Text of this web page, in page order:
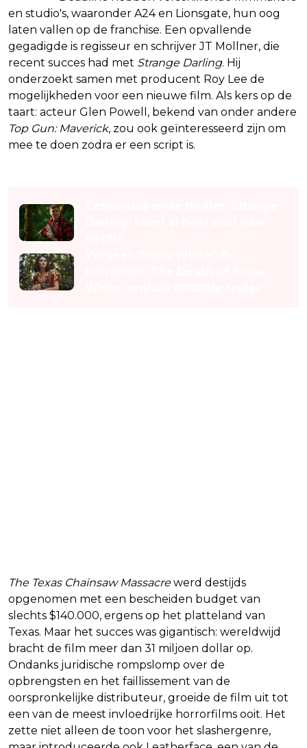
en studio's, waaronder A24 en Lionsgate, hun oog
laten vallen op de franchise. Een opvallende
gegadigde is regisseur en schrijver JT Mollner, die
recent succes had met Strange Darling. Hij
onderzoekt samen met producent Roy Lee de
mogelijkheden voor een nieuwe film. Als kers op de
taart: acteur Glen Powell, bekend van onder andere
Top Gun: Maverick, zou ook geïnteresseerd zijn om
mee te doen zodra er een script is.
The Texas Chainsaw Massacrewerd destijds
opgenomen met een bescheiden budget van
slechts $140.000, ergens op het platteland van
Texas. Maar het succes was gigantisch: wereldwijd
bracht de film meer dan 31 miljoen dollar op.
Ondanks juridische rompslomp over de
opbrengsten en het faillissement van de
oorspronkelijke distributeur, groeide de film uit tot
een van de meest invloedrijke horrorfilms ooit. Het
zette niet alleen de toon voor het slashergenre,